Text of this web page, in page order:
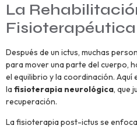
La
Después de un ictus, muchas
para mover una parte del cuerpo,
el equilibrio y la coordinación. Aquí
la fisioterapia neurológica, que
recuperación.
La fisioterapia post-ictus se